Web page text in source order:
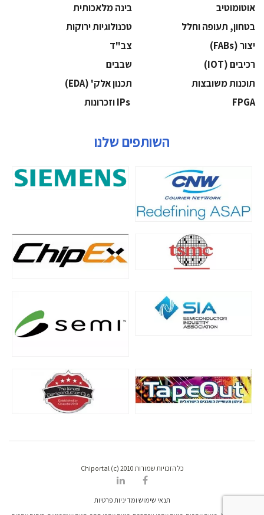
אוטומוטיב
בינה מלאכותית
בטחון, תעופה וחלל
‫טכנולוגיות ירוקות‬
‫יצור (‪(FABs‬‬
‫צב"ד‬
‫רכיבים‬ (IOT)
‫שבבים‬
‫תוכנות משובצות‬
‫תכנון אלק' (‪(EDA‬‬
‫‪FPGA‬‬
השותפים שלנו
כל הזכויות שמורות Chiportal (c) 2010
תנאי שימוש ומדיניות פרטיות